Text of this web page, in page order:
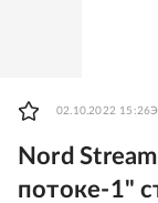
02.10.2022 15:26
Nord
потоке-1"